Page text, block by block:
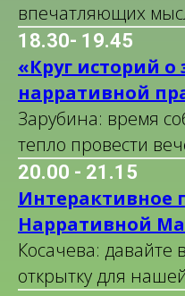
впечатляющих
18.30- 19.45
«Круг историй о
нарративной
Зарубина: время
тепло провести
20.00 - 21.15
Интерактивное
Нарративной
Косачева: давайте
открытку для